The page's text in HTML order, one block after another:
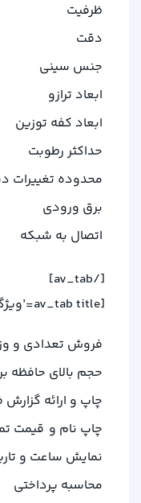
ظرفیت
دقت
جنس سینی
ابعاد ترازو
ابعاد کفه توزین
حداکثر رطوبت
محدوده تغییرات
برق ورودی
اتصال به شبکه
[/av_tab]
[av_tab title=’ویژگی ها ‘ icon_select=’no’ icon=’ue800′ font=’entypo-fontello’]
فروش تعدادی و
حجم بالای حافظه برای نگهداری
چاپ و ارائه گزارش فروش
چاپ نام و قیمت تمام
نمایش ساعت و
محاسبه پرداختی